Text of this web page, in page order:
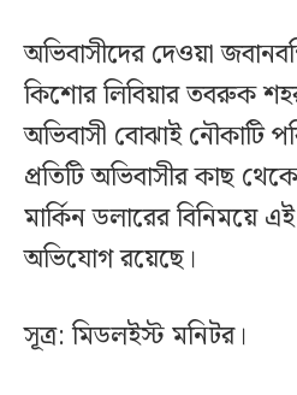
অভিবাসীদের দেওয়া
কিশোর লিবিয়ার তবরুক
অভিবাসী বোঝাই নৌকাটি
প্রতিটি অভিবাসীর কাছ
মার্কিন ডলারের বিনিময়ে
অভিযোগ রয়েছে।
সূত্র: মিডলইস্ট মনিটর।